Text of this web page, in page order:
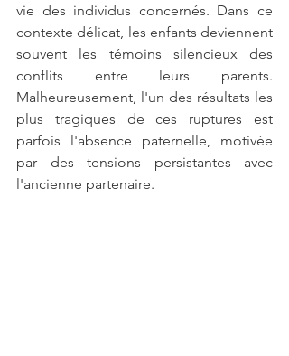
vie des individus concernés. Dans ce
contexte délicat, les enfants deviennent
souvent les témoins silencieux des
conflits entre leurs parents.
Malheureusement, l'un des résultats les
plus tragiques de ces ruptures est
parfois l'absence paternelle, motivée
par des tensions persistantes avec
l'ancienne partenaire.